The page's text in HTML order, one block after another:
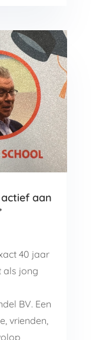
aan
40 jaar
als jong
BV. Een
vrienden,